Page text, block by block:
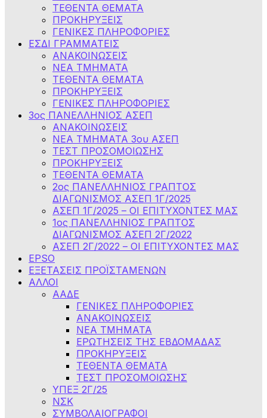
ΤΕΘΕΝΤΑ ΘΕΜΑΤΑ
ΠΡΟΚΗΡΥΞΕΙΣ
ΓΕΝΙΚΕΣ ΠΛΗΡΟΦΟΡΙΕΣ
ΕΣΔΙ ΓΡΑΜΜΑΤΕΙΣ
ΑΝΑΚΟΙΝΩΣΕΙΣ
ΝΕΑ ΤΜΗΜΑΤΑ
ΤΕΘΕΝΤΑ ΘΕΜΑΤΑ
ΠΡΟΚΗΡΥΞΕΙΣ
ΓΕΝΙΚΕΣ ΠΛΗΡΟΦΟΡΙΕΣ
3ος ΠΑΝΕΛΛΗΝΙΟΣ ΑΣΕΠ
ΑΝΑΚΟΙΝΩΣΕΙΣ
ΝΕΑ ΤΜΗΜΑΤΑ 3ου ΑΣΕΠ
ΤΕΣΤ ΠΡΟΣΟΜΟΙΩΣΗΣ
ΠΡΟΚΗΡΥΞΕΙΣ
ΤΕΘΕΝΤΑ ΘΕΜΑΤΑ
2ος ΠΑΝΕΛΛΗΝΙΟΣ ΓΡΑΠΤΟΣ
ΔΙΑΓΩΝΙΣΜΟΣ ΑΣΕΠ 1Γ/2025
ΑΣΕΠ 1Γ/2025 – ΟΙ ΕΠΙΤΥΧΟΝΤΕΣ ΜΑΣ
1ος ΠΑΝΕΛΛΗΝΙΟΣ ΓΡΑΠΤΟΣ
ΔΙΑΓΩΝΙΣΜΟΣ ΑΣΕΠ 2Γ/2022
ΑΣΕΠ 2Γ/2022 – ΟΙ ΕΠΙΤΥΧΟΝΤΕΣ ΜΑΣ
EPSO
ΕΞΕΤΑΣΕΙΣ ΠΡΟΪΣΤΑΜΕΝΩΝ
ΑΛΛΟΙ
ΑΑΔΕ
ΓΕΝΙΚΕΣ ΠΛΗΡΟΦΟΡΙΕΣ
ΑΝΑΚΟΙΝΩΣΕΙΣ
NEA TMHMATA
ΕΡΩΤΗΣΕΙΣ ΤΗΣ ΕΒΔΟΜΑΔΑΣ
ΠΡΟΚΗΡΥΞΕΙΣ
ΤΕΘΕΝΤΑ ΘΕΜΑΤΑ
ΤΕΣΤ ΠΡΟΣΟΜΟΙΩΣΗΣ
ΥΠΕΞ 2Γ/25
ΝΣΚ
ΣΥΜΒΟΛΑΙΟΓΡΑΦΟΙ